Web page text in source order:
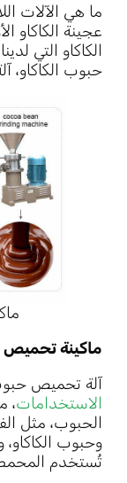
ما هي الآلات
عجينة الكاكاو
الكاكاو التي
حبوب الكاكاو،
ماكينة تحميص
آلة تحميص
الاستخدامات،
الحبوب، مثل
وحبوب
تُستخدم